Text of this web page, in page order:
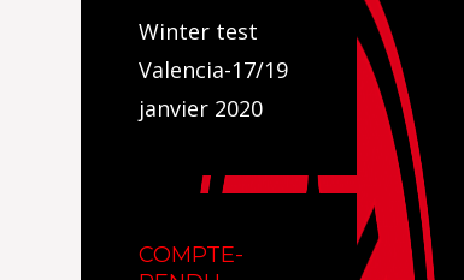
Winter test
Valencia-17/19
janvier 2020
COMPTE-